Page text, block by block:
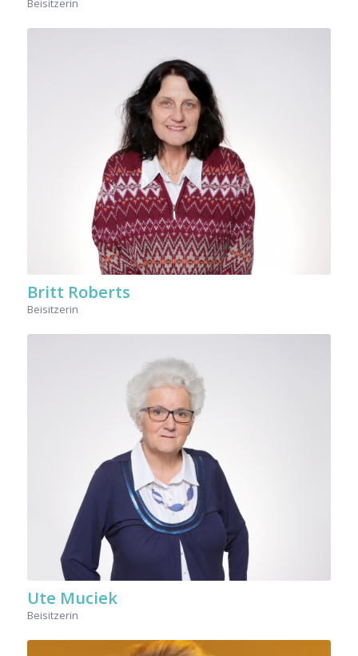
Beisitzerin
Britt Roberts
Beisitzerin
Ute Muciek
Beisitzerin